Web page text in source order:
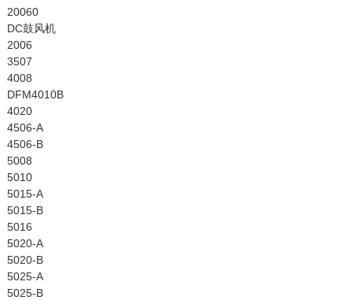
20060
DC鼓风机
2006
3507
4008
DFM4010B
4020
4506-A
4506-B
5008
5010
5015-A
5015-B
5016
5020-A
5020-B
5025-A
5025-B